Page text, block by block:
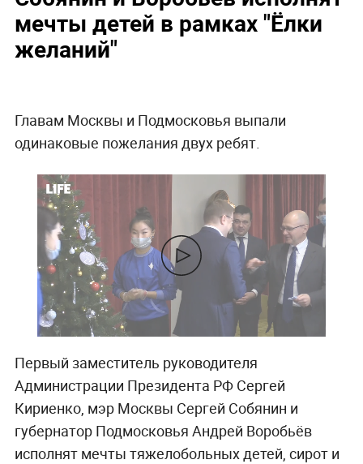
мечты детей в рамках "Ёлки
желаний"
Главам Москвы и Подмосковья выпали
одинаковые пожелания двух ребят.
Первый заместитель руководителя
Администрации Президента РФ Сергей
Кириенко, мэр Москвы Сергей Собянин и
губернатор Подмосковья Андрей Воробьёв
исполнят мечты тяжелобольных детей, сирот и